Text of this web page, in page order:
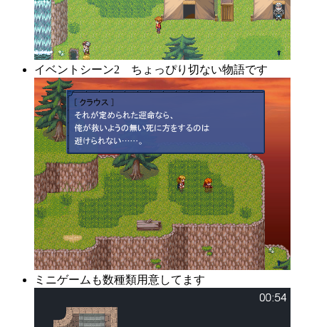
イベントシーン2 ちょっぴり切ない物語です
ミニゲームも数種類用意してます